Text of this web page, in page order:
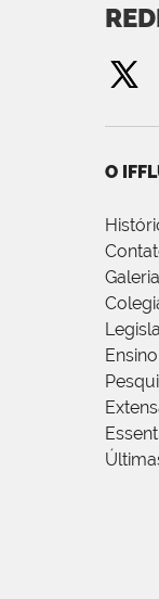
O
Ensino